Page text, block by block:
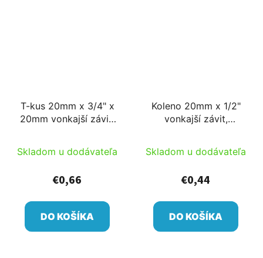
T-kus 20mm x 3/4" x
20mm vonkajší závit,
tvarovka s reverzným
upínaním
Skladom u dodávateľa
€0,66
DO KOŠÍKA
Koleno 20mm x 1/2"
vonkajší závit,
tvarovka s reverzným
upínaním
Skladom u dodávateľa
€0,44
DO KOŠÍKA